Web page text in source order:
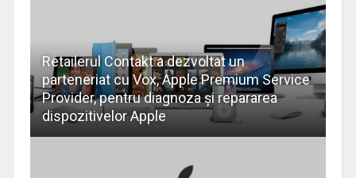
Retailerul Contakt a dezvoltat un
parteneriat cu Vox, Apple Premium Service
Provider, pentru diagnoza și repararea
dispozitivelor Apple